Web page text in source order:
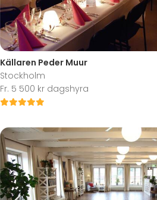
Källaren Peder Muur
Stockholm
Fr. 5 500 kr dagshyra